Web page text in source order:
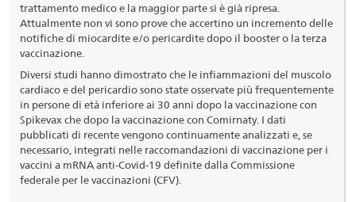
trattamento medico e la maggior parte si è già ripresa.
Attualmente non vi sono prove che accertino un incremento delle
notifiche di miocardite e/o pericardite dopo il booster o la terza
vaccinazione.
Diversi studi hanno dimostrato che le infiammazioni del muscolo
cardiaco e del pericardio sono state osservate più frequentemente
in persone di età inferiore ai 30 anni dopo la vaccinazione con
Spikevax che dopo la vaccinazione con Comirnaty. I dati
pubblicati di recente vengono continuamente analizzati e, se
necessario, integrati nelle raccomandazioni di vaccinazione per i
vaccini a mRNA anti-Covid-19 definite dalla Commissione
federale per le vaccinazioni (CFV).